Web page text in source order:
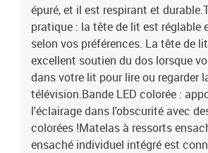
épuré, et il est respirant et
pratique : la tête de lit est réglable
selon vos préférences. La tête de
excellent soutien du dos lorsque
dans votre lit pour lire ou regarder
télévision.Bande LED colorée :
l'éclairage dans l'obscurité avec
colorées !Matelas à ressorts
ensaché individuel intégré est